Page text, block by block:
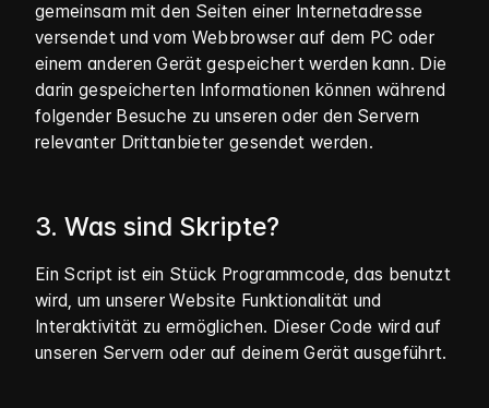
gemeinsam mit den Seiten einer Internetadresse
versendet und vom Webbrowser auf dem PC oder
einem anderen Gerät gespeichert werden kann. Die
darin gespeicherten Informationen können während
folgender Besuche zu unseren oder den Servern
relevanter Drittanbieter gesendet werden.
3. Was sind Skripte?
Ein Script ist ein Stück Programmcode, das benutzt
wird, um unserer Website Funktionalität und
Interaktivität zu ermöglichen. Dieser Code wird auf
unseren Servern oder auf deinem Gerät ausgeführt.